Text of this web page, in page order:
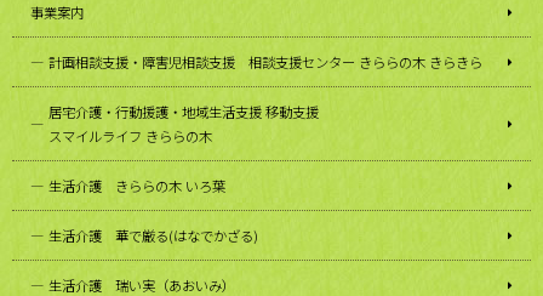
事業案内
計画相談支援・障害児相談支援 相談支援センター きららの木 きらきら
居宅介護・行動援護・地域生活支援 移動支援
スマイルライフ きららの木
生活介護 きららの木 いろ葉
生活介護 華で厳る(はなでかざる)
生活介護 瑞い実（あおいみ）